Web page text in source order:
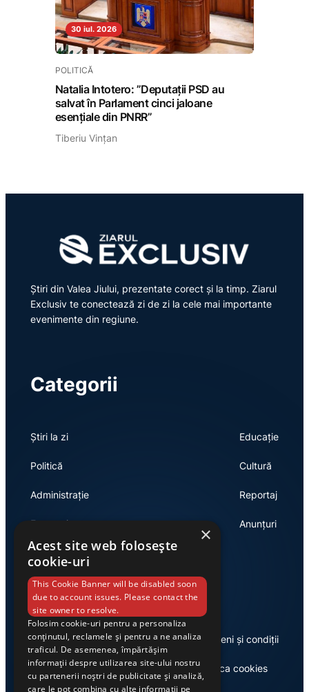
30 iul. 2026
POLITICĂ
Natalia Intotero: ”Deputații PSD au
salvat în Parlament cinci jaloane
esențiale din PNRR”
Tiberiu Vințan
Știri din Valea Jiului, prezentate corect și la timp. Ziarul
Exclusiv te conectează zi de zi la cele mai importante
evenimente din regiune.
Categorii
Știri la zi
Politică
Administrație
Economie
Educație
Cultură
Reportaj
Anunțuri
Link-uri utile
Despre noi
Casa de editură Exclusiv
Termeni și condiții
Politica cookies
×
Acest site web folosește
cookie-uri
This Cookie Banner will be disabled soon
due to account issues. Please contact the
site owner to resolve.
Folosim cookie-uri pentru a personaliza
conținutul, reclamele și pentru a ne analiza
traficul. De asemenea, împărtășim
informații despre utilizarea site-ului nostru
cu partenerii noștri de publicitate și analiză,
care le pot combina cu alte informații pe